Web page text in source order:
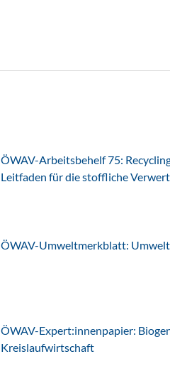
ÖWAV-Arbeitsbehelf 75:
Leitfaden für die stoffliche
ÖWAV-Umweltmerkblatt:
ÖWAV-Expert:innenpapier:
Kreislaufwirtschaft